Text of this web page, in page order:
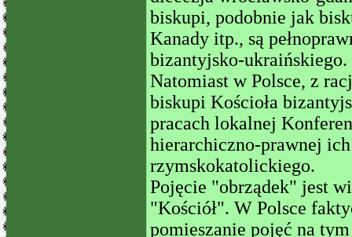
biskupi, podobnie jak
Kanady itp., są
bizantyjsko-ukraińskiego.
Natomiast w Polsce, z
biskupi Kościoła
pracach lokalnej
hierarchiczno-prawnej
rzymskokatolickiego.
Pojęcie "obrządek" jest
"Kościół". W Polsce
pomieszanie pojęć na